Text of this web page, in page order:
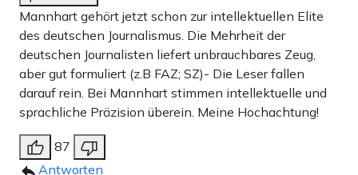
Mannhart gehört jetzt schon zur intellektuellen Elite
des deutschen Journalismus. Die Mehrheit der
deutschen Journalisten liefert unbrauchbares Zeug,
aber gut formuliert (z.B FAZ; SZ)- Die Leser fallen
darauf rein. Bei Mannhart stimmen intellektuelle und
sprachliche Präzision überein. Meine Hochachtung!
87
Antworten